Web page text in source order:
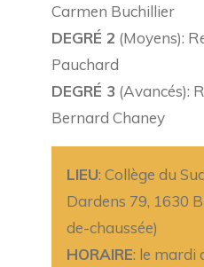
Carmen Buchillier
DEGRÉ 2 (Moyens):
Pauchard
DEGRÉ 3 (Avancés):
Bernard Chaney
LIEU: Collège du
Dardens 79, 1630
de-chaussée)
HORAIRE: le mardi